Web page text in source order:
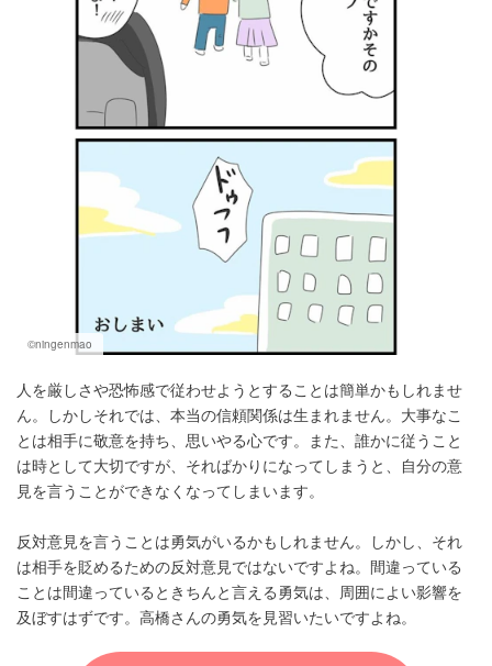
©ningenmao
人を厳しさや恐怖感で従わせようとすることは簡単かもしれませ
ん。しかしそれでは、本当の信頼関係は生まれません。大事なこ
とは相手に敬意を持ち、思いやる心です。また、誰かに従うこと
は時として大切ですが、そればかりになってしまうと、自分の意
見を言うことができなくなってしまいます。
反対意見を言うことは勇気がいるかもしれません。しかし、それ
は相手を貶めるための反対意見ではないですよね。間違っている
ことは間違っているときちんと言える勇気は、周囲によい影響を
及ぼすはずです。高橋さんの勇気を見習いたいですよね。